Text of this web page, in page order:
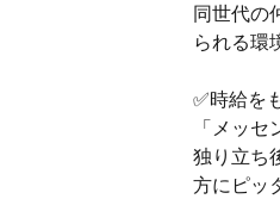
同世代の
られる環
✅時給を
「メッ
独り立ち
方にピッ